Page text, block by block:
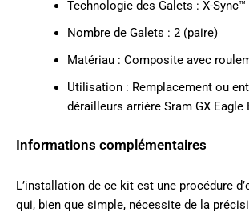
Technologie des Galets : X-Sync™
Nombre de Galets : 2 (paire)
Matériau : Composite avec
Utilisation : Remplacement ou
dérailleurs arrière Sram GX Eagle
Informations complémentaires
L’installation de ce kit est une procédure
qui, bien que simple, nécessite de la